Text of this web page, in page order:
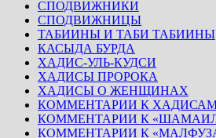
СПОДВИЖНИКИ
СПОДВИЖНИЦЫ
ТАБИИНЫ И ТАБИ ТАБИИНЫ
КАСЫДА БУРДА
ХАДИС-УЛЬ-КУДСИ
ХАДИСЫ ПРОРОКА
ХАДИСЫ О ЖЕНЩИНАХ
КОММЕНТАРИИ К
КОММЕНТАРИИ К
КОММЕНТАРИИ К